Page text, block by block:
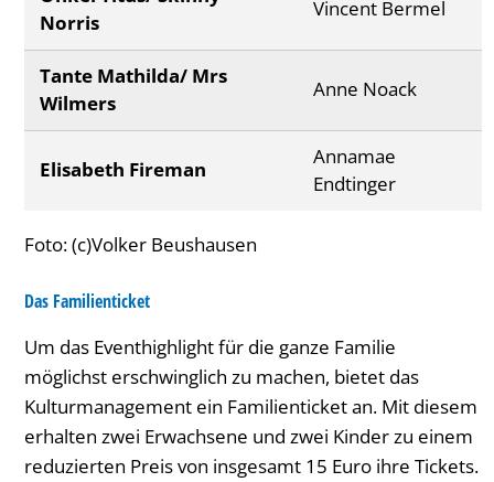
Norris
Vincent Bermel
Tante Mathilda/ Mrs
Wilmers
Anne Noack
Elisabeth Fireman
Annamae
Endtinger
Foto: (c)Volker Beushausen
Das Familienticket
Um das Eventhighlight für die ganze Familie
möglichst erschwinglich zu machen, bietet das
Kulturmanagement ein Familienticket an. Mit diesem
erhalten zwei Erwachsene und zwei Kinder zu einem
reduzierten Preis von insgesamt 15 Euro ihre Tickets.